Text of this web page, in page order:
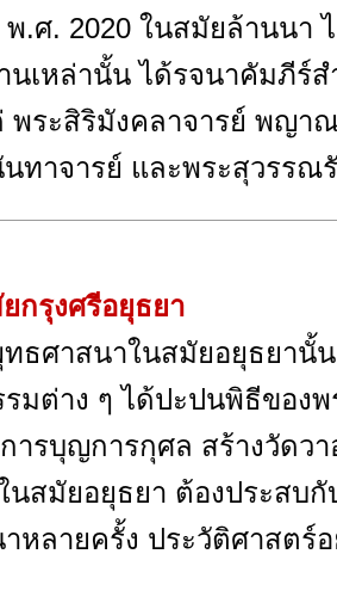
พ.ศ. 2020 ในสมัยล้านนา
นเหล่านั้น ได้รจนาคัมภีร์
พระสิริมังคลาจารย์ พญา
ทาจารย์ และพระสุวรรณ
กรุงศรีอยุธยา
ธศาสนาในสมัยอยุธยานั้
มต่าง ๆ ได้ปะปนพิธีของ
การบุญการกุศล สร้างวัดว
นสมัยอยุธยา ต้องประสบ
หลายครั้ง ประวัติศาสตร์